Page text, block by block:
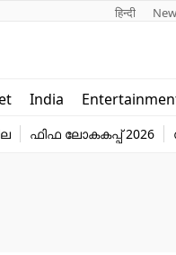
हिन्दी
India
Education
ഫിഫ ലോകകപ്പ് 2026